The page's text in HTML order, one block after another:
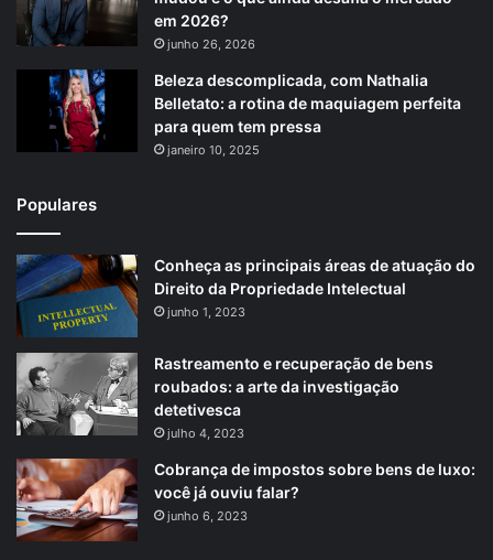
em 2026?
junho 26, 2026
Beleza descomplicada, com Nathalia
Belletato: a rotina de maquiagem perfeita
para quem tem pressa
janeiro 10, 2025
Populares
Conheça as principais áreas de atuação do
Direito da Propriedade Intelectual
junho 1, 2023
Rastreamento e recuperação de bens
roubados: a arte da investigação
detetivesca
julho 4, 2023
Cobrança de impostos sobre bens de luxo:
você já ouviu falar?
junho 6, 2023